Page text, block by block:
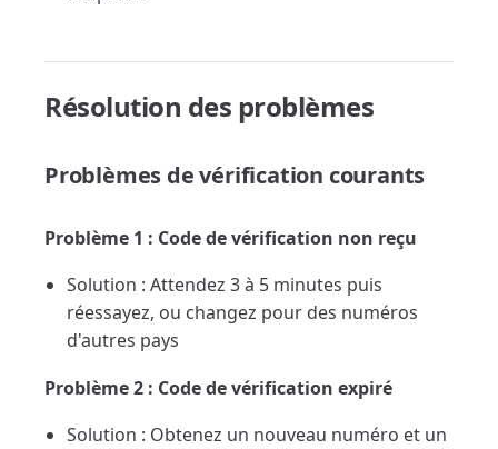
Résolution des problèmes
Problèmes de vérification courants
Problème 1 : Code de vérification non reçu
Solution : Attendez 3 à 5 minutes puis
réessayez, ou changez pour des numéros
d'autres pays
Problème 2 : Code de vérification expiré
Solution : Obtenez un nouveau numéro et un